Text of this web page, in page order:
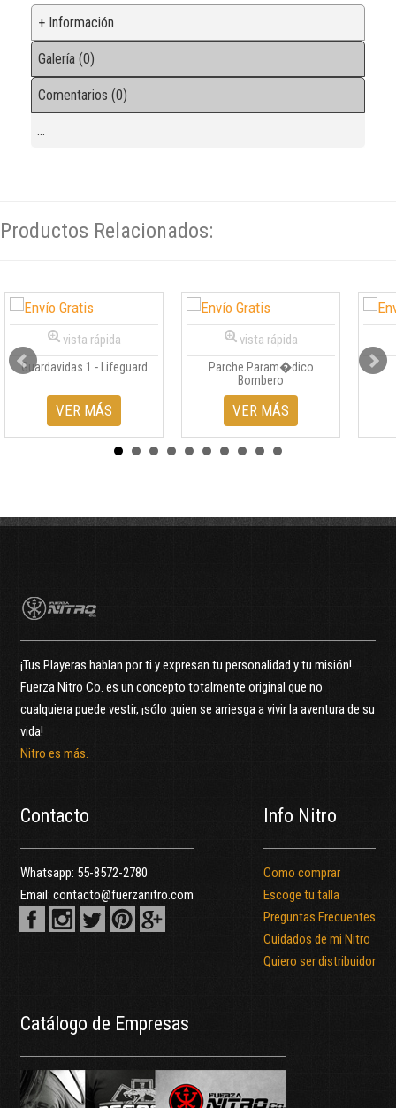
+ Información
Galería (0)
Comentarios (0)
...
Productos Relacionados:
vista rápida
Guardavidas 1 - Lifeguard
VER MÁS
vista rápida
Parche Param�dico
Bombero
VER MÁS
¡Tus Playeras hablan por ti y expresan tu personalidad y tu misión!
Fuerza Nitro Co. es un concepto totalmente original que no
cualquiera puede vestir, ¡sólo quien se arriesga a vivir la aventura de su
vida!
Nitro es más.
Contacto
Whatsapp: 55-8572-2780
Email: contacto@fuerzanitro.com
Info Nitro
Como comprar
Escoge tu talla
Preguntas Frecuentes
Cuidados de mi Nitro
Quiero ser distribuidor
Catálogo de Empresas